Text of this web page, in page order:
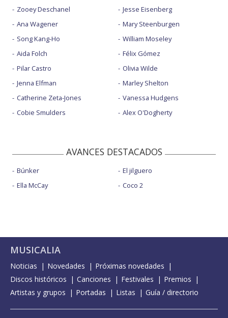
Zooey Deschanel
Ana Wagener
Song Kang-Ho
Aida Folch
Pilar Castro
Jenna Elfman
Catherine Zeta-Jones
Cobie Smulders
Jesse Eisenberg
Mary Steenburgen
William Moseley
Félix Gómez
Olivia Wilde
Marley Shelton
Vanessa Hudgens
Alex O'Dogherty
AVANCES DESTACADOS
Búnker
Ella McCay
El jilguero
Coco 2
MUSICALIA
Noticias Novedades
Próximas novedades
Discos históricos
Canciones Festivales
Premios
Artistas y grupos
Portadas Listas Guía / directorio